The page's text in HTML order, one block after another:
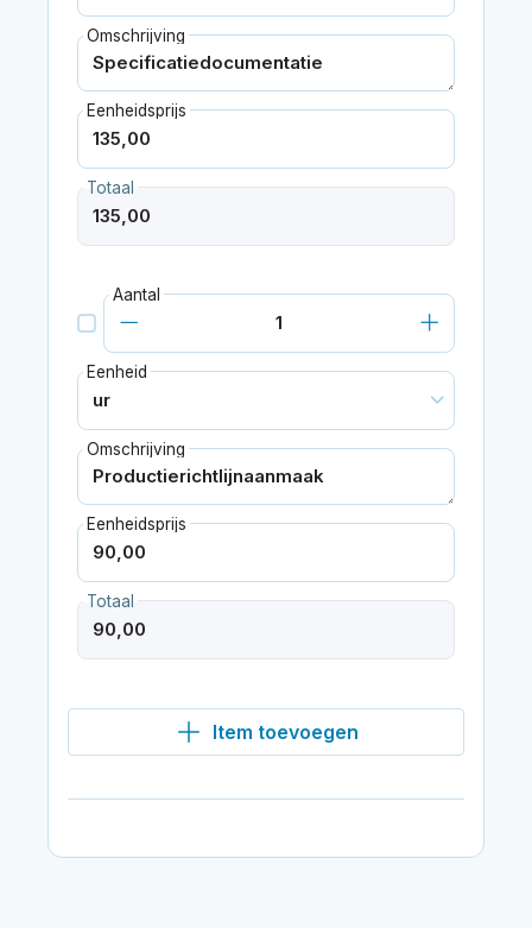
Omschrijving
Eenheidsprijs
Totaal
Aantal
Eenheid
Omschrijving
Eenheidsprijs
Totaal
Item toevoegen